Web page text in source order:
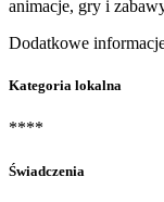
animacje, gry i
Dodatkowe
Kategoria lokalna
****
Świadczenia